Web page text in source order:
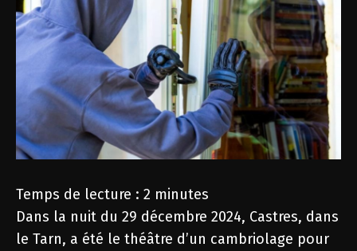
Temps de lecture : 2 minutes
Dans la nuit du 29 décembre 2024, Castres, dans
le Tarn, a été le théâtre d’un cambriolage pour